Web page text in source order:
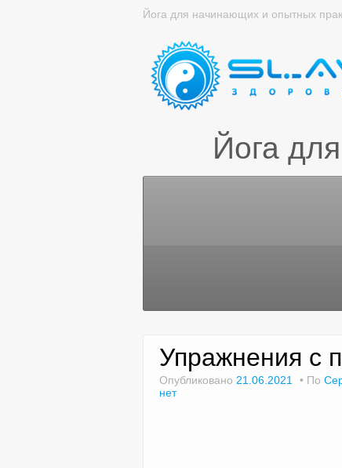
Йога для начинающих и опытных
Йога
Упражнения с
Опубликовано 21.06.2021 По
нет